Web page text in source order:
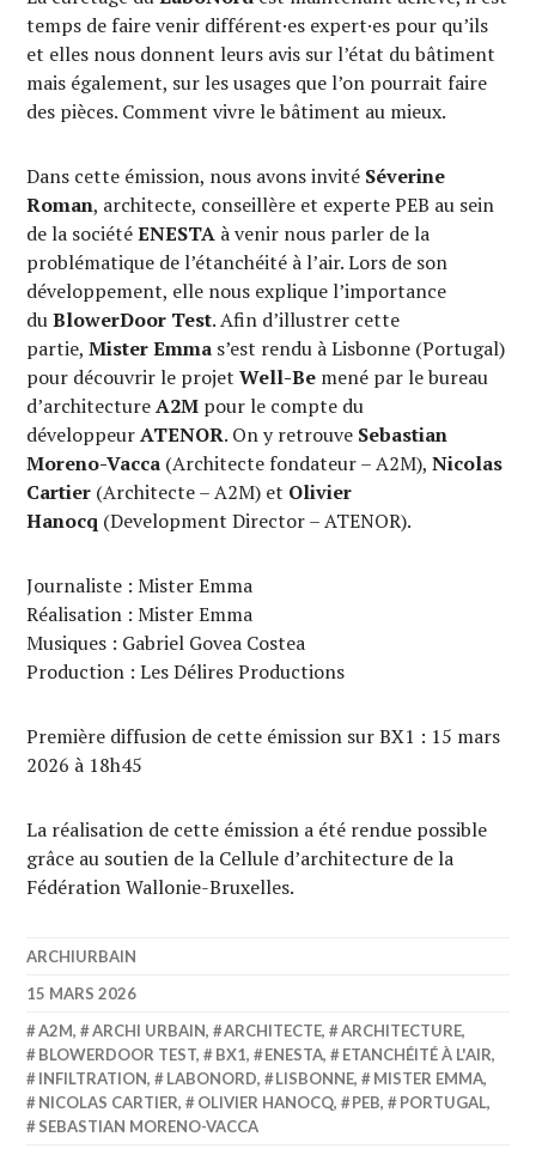
temps de faire venir différent·es expert·es pour qu’ils
et elles nous donnent leurs avis sur l’état du bâtiment
mais également, sur les usages que l’on pourrait faire
des pièces. Comment vivre le bâtiment au mieux.
Dans cette émission, nous avons invité Séverine
Roman, architecte, conseillère et experte PEB au sein
de la sociétéENESTA à venir nous parler de la
problématique de l’étanchéité à l’air. Lors de son
développement, elle nous explique l’importance
duBlowerDoor Test. Afin d’illustrer cette
partie,Mister Emma s’est rendu à Lisbonne (Portugal)
pour découvrir le projetWell-Be mené par le bureau
d’architectureA2M pour le compte du
développeurATENOR. On y retrouve Sebastian
Moreno-Vacca (Architecte fondateur – A2M),Nicolas
Cartier (Architecte – A2M) et Olivier
Hanocq (Development Director – ATENOR).
Journaliste : Mister Emma
Réalisation : Mister Emma
Musiques : Gabriel Govea Costea
Production : Les Délires Productions
Première diffusion de cette émission sur BX1 : 15 mars
2026 à 18h45
La réalisation de cette émission a été rendue possible
grâce au soutien de la Cellule d’architecture de la
Fédération Wallonie-Bruxelles.
ARCHIURBAIN
15 MARS 2026
A2M, ARCHI URBAIN, ARCHITECTE, ARCHITECTURE,
BLOWERDOOR TEST, BX1, ENESTA, ETANCHÉITÉ À L'AIR,
INFILTRATION, LABONORD, LISBONNE, MISTER EMMA,
NICOLAS CARTIER, OLIVIER HANOCQ, PEB, PORTUGAL,
SEBASTIAN MORENO-VACCA